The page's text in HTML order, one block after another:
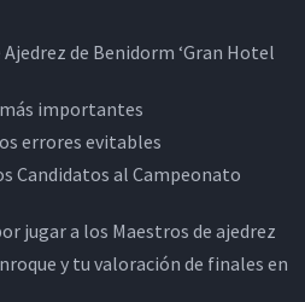
de Benidorm ‘Gran Hotel
importantes
errores evitables
Candidatos al Campeonato
jugar a los Maestros de ajedrez
y tu valoración de finales en